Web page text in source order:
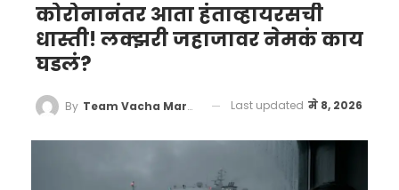
कोरोनानंतर आता हंताव्हायरसची
धास्ती! लक्झरी जहाजावर नेमकं काय
घडलं?
By Team Vacha Marathi Last updated मे 8, 2026